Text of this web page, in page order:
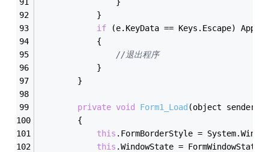
            }
if (e.KeyData == Keys.Escape)
            {
//退出程序
            }
        }
private void Form1_Load (object sender,
        {
this .FormBorderStyle =
this .WindowState =